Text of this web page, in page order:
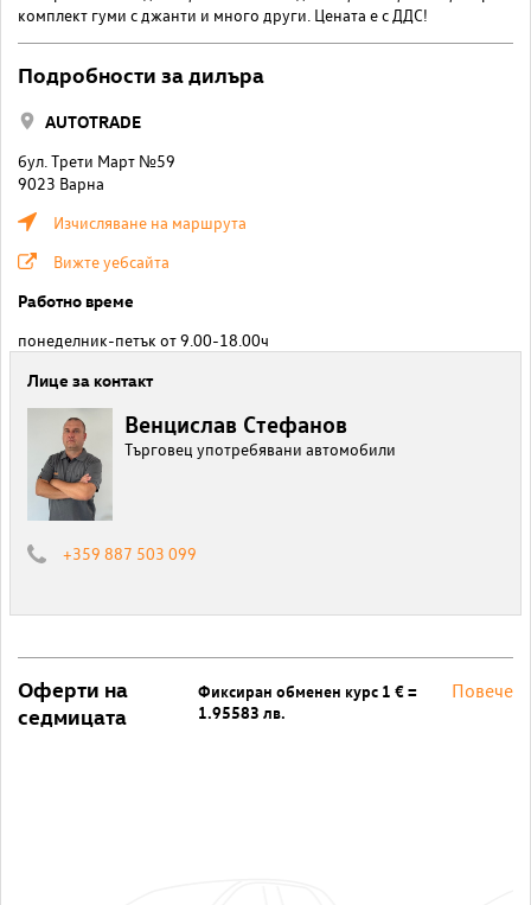
комплект гуми с джанти и много други. Цената е с ДДС!
Подробности за дилъра
AUTOTRADE
бул. Трети Март №59
9023 Варна
Изчисляване на маршрута
Вижте уебсайта
Работно време
понеделник-петък от 9.00-18.00ч
Лице за контакт
Венцислав Стефанов
Търговец употребявани автомобили
+359 887 503 099
Оферти на
седмицата
Фиксиран обменен курс 1 € =
1.95583 лв.
Повече